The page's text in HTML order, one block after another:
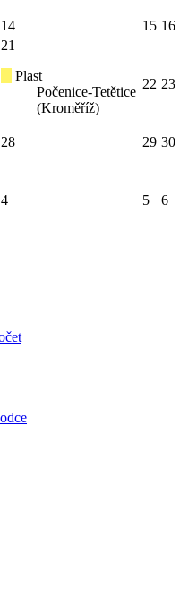
14 15 16
21
Plast
Počenice-Tetětice
(Kroměříž)
22 23
28 29 30
4 5 6